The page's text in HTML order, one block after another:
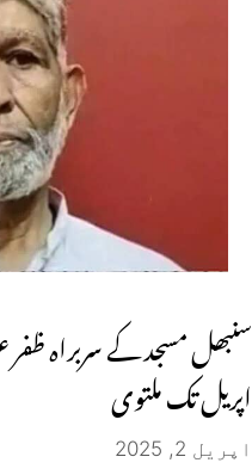
اپریل تک ملتوی
اپریل 2, 2025